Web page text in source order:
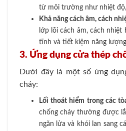
từ môi trường như nhiệt độ,
Khả năng cách âm, cách
lớp lõi cách âm, cách nhiệt
tĩnh và tiết kiệm năng
3. Ứng dụng cửa thép
Dưới đây là một số ứng
cháy:
Lối thoát hiểm trong các
chống cháy thường được
ngăn lửa và khói lan sang